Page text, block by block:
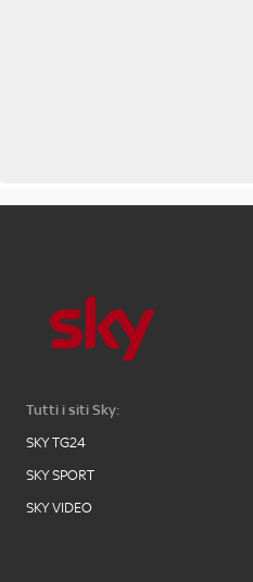
Tutti i siti Sky:
SKY TG24
SKY SPORT
SKY VIDEO